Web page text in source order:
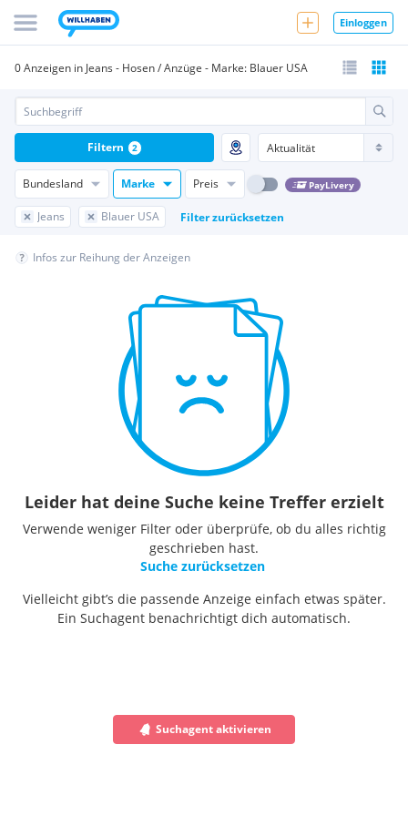
Einloggen
0 Anzeigen in Jeans - Hosen / Anzüge - Marke: Blauer USA
Bundesland Marke Preis PayLivery
Jeans Blauer USA Filter zurücksetzen
Filtern 2
Infos zur Reihung der Anzeigen
Leider hat deine Suche keine Treffer erzielt
Verwende weniger Filter oder überprüfe, ob du alles richtig
geschrieben hast.
Suche zurücksetzen
Vielleicht gibt’s die passende Anzeige einfach etwas später.
Ein Suchagent benachrichtigt dich automatisch.
Suchagent aktivieren